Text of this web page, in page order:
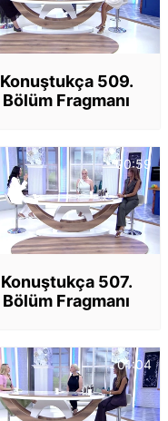
Konuştukça 509.
Bölüm Fragmanı
00:59
Konuştukça 507.
Bölüm Fragmanı
01:04